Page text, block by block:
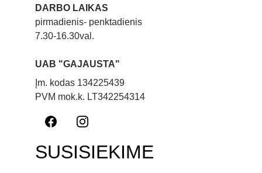
SUSISIEKIME
DARBO LAIKAS
pirmadienis- penktadienis
7.30-16.30val.
UAB "GAJAUSTA"
Įm. kodas 134225439
PVM mok.k. LT342254314